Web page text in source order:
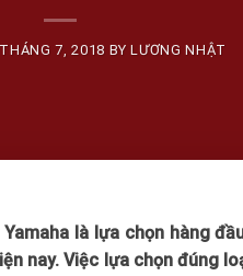
7, 2018 BYLƯƠNG NHẬT
là lựa chọn hàng
nay. Việc lựa chọn đúng